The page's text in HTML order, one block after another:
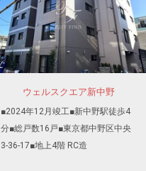
ウェルスクエア新中野
■2024年12月竣工■新中野駅徒歩4
分■総戸数16戸■東京都中野区中央
3-36-17■地上4階 RC造